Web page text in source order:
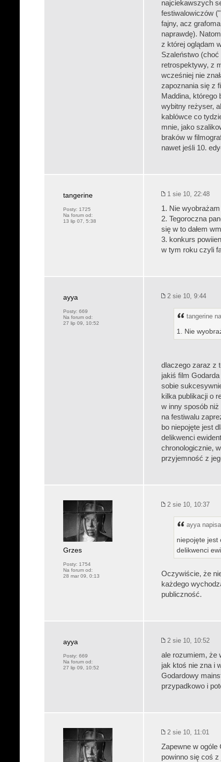
najciekawszych
festiwalowiczów
fajny, acz
naprawdę).
z której oglądam
Szaleństwo (choć
retrospektywy, z
wcześniej nie
zapoznania się z
Maddina, którego
wybitny reżyser,
kablówce co
mnie, jako
braków w
nawet jeśli 10.
tangerine
Posty: 1725
Na forum od:
13 lip 07, 5:38
1 sie 10, 22:48
1. Nie
2. Tegoroczna
się w to dałem
3. konkurs
w tym roku czyli
ayya
Posty: 669
Na forum od:
27 lip 09, 10:52
2 sie 10, 9:44
tangerine
1. Nie
dlaczego zaraz z
jakiś film
sobie
kilka publikacji o
w inny sposób
na festiwalu
bo niepojęte jest
delikwenci
chronologicznie,
przyjemność z
Grzes
Posty: 1754
Na forum od:
28 mar 09, 0:13
2 sie 10, 10:37
ayya
niepojęte jest
delikwenci
Oczywiście, że
każdego
publiczność.
ayya
Posty: 669
Na forum od:
27 lip 09, 10:52
2 sie 10, 10:52
ale rozumiem, że
jak ktoś nie zna i
Godardowy
przypadkowo i
2 sie 10, 11:01
Zapewne w ogóle
powinno się coś